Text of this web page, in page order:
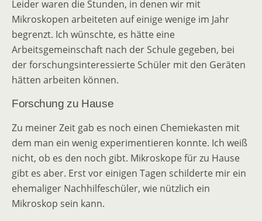
Leider waren die Stunden, in denen wir mit
Mikroskopen arbeiteten auf einige wenige im Jahr
begrenzt. Ich wünschte, es hätte eine
Arbeitsgemeinschaft nach der Schule gegeben, bei
der forschungsinteressierte Schüler mit den Geräten
hätten arbeiten können.
Forschung zu Hause
Zu meiner Zeit gab es noch einen Chemiekasten mit
dem man ein wenig experimentieren konnte. Ich weiß
nicht, ob es den noch gibt. Mikroskope für zu Hause
gibt es aber. Erst vor einigen Tagen schilderte mir ein
ehemaliger Nachhilfeschüler, wie nützlich ein
Mikroskop sein kann.